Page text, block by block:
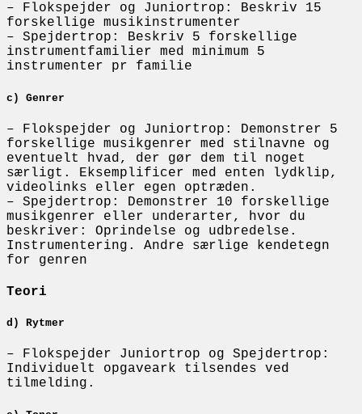
– Flokspejder og Juniortrop: Beskriv 15
forskellige musikinstrumenter
– Spejdertrop: Beskriv 5 forskellige
instrumentfamilier med minimum 5
instrumenter pr familie
c) Genrer
– Flokspejder og Juniortrop: Demonstrer 5
forskellige musikgenrer med stilnavne og
eventuelt hvad, der gør dem til noget
særligt. Eksemplificer med enten lydklip,
videolinks eller egen optræden.
– Spejdertrop: Demonstrer 10 forskellige
musikgenrer eller underarter, hvor du
beskriver: Oprindelse og udbredelse.
Instrumentering. Andre særlige kendetegn
for genren
Teori
d) Rytmer
– Flokspejder Juniortrop og Spejdertrop:
Individuelt opgaveark tilsendes ved
tilmelding.